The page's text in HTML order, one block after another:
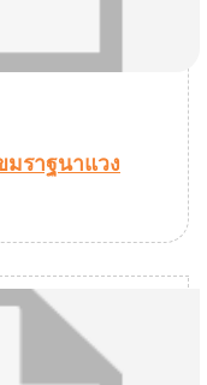
ราฐนาแวง